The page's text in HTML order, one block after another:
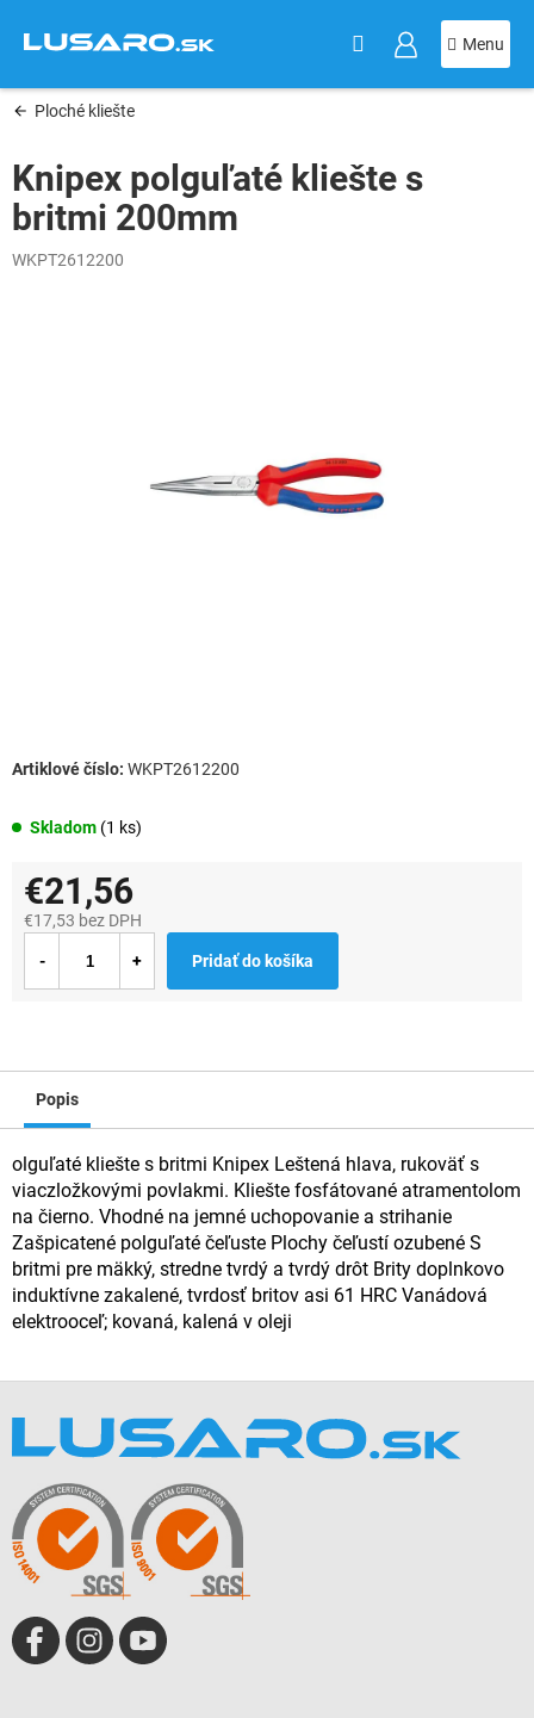
obsah
Ploché kliešte
Knipex polguľaté kliešte s
britmi 200mm
WKPT2612200
Skladom (1 ks)
WKPT2612200
€21,56
€17,53 bez DPH
cena:
Pridať do košíka
Popis
olguľaté kliešte s britmi Knipex Leštená hlava, rukoväť s
viaczložkovými povlakmi. Kliešte fosfátované atramentolom
na čierno. Vhodné na jemné uchopovanie a strihanie
Zašpicatené polguľaté čeľuste Plochy čeľustí ozubené S
britmi pre mäkký, stredne tvrdý a tvrdý drôt Brity doplnkovo
induktívne zakalené, tvrdosť britov asi 61 HRC Vanádová
elektrooceľ; kovaná, kalená v oleji